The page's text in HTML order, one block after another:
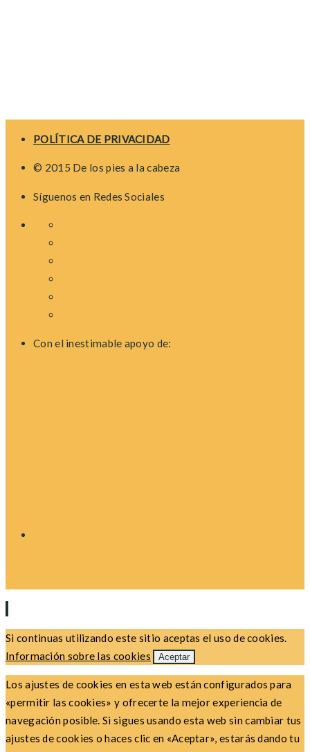
POLÍTICA DE PRIVACIDAD
© 2015 De los pies a la cabeza
Síguenos en Redes Sociales
Con el inestimable apoyo de:
Si continuas utilizando este sitio aceptas el uso de cookies.
Información sobre las cookies
Aceptar
Los ajustes de cookies en esta web están configurados para
«permitir las cookies» y ofrecerte la mejor experiencia de
navegación posible. Si sigues usando esta web sin cambiar tus
ajustes de cookies o haces clic en «Aceptar», estarás dando tu